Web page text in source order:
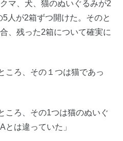
マ、犬、猫のぬいぐるみが2
人が2箱ずつ開けた。そのと
、残った2箱について確実に
ころ、その１つは猫であっ
ころ、その1つは猫のぬいぐ
とは違っていた」